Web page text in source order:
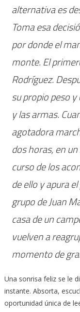
alternativa es
Toma esa
por donde el
monte. El
Rodríguez.
su propio peso
y las armas.
agotadora
dos horas, en
curso de los
de ello y apura
grupo de Juan
casa de un
vuelven a
momento de
Una sonrisa feliz se le
instante. Absorta,
oportunidad única de